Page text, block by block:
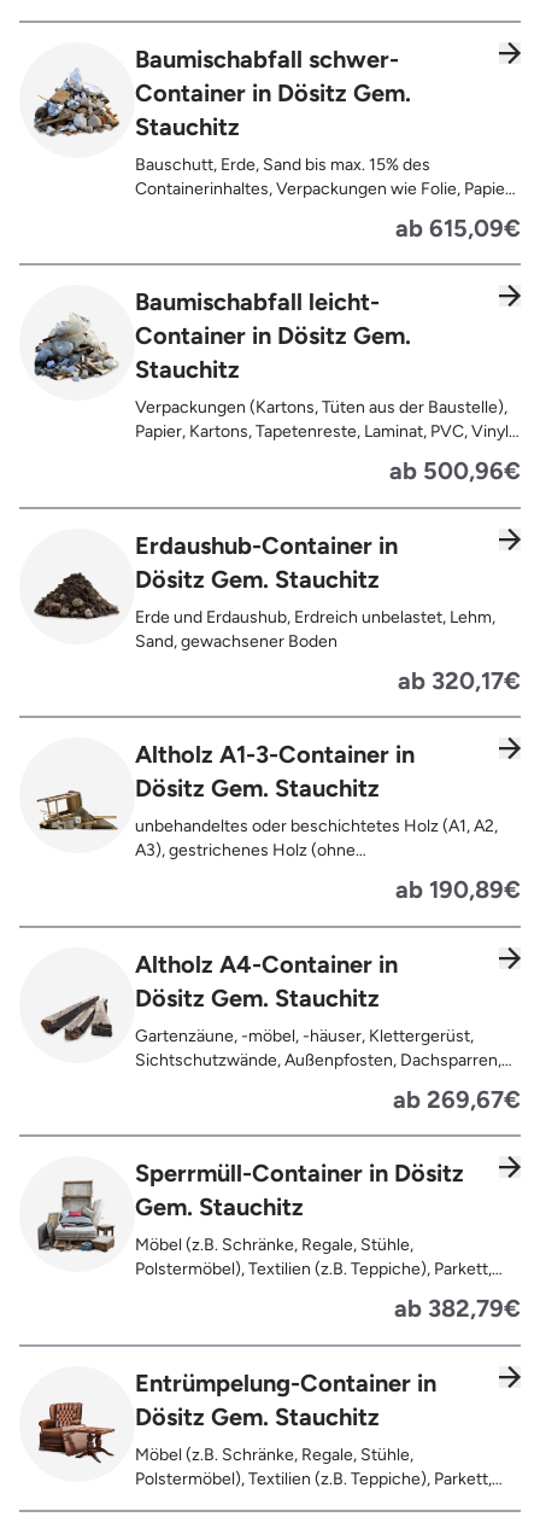
Baumischabfall schwer-
Container in Dösitz Gem.
Stauchitz
Bauschutt, Erde, Sand bis max. 15% des
Containerinhaltes, Verpackungen wie Folie, Papier,
Kunststoffe, Gummi, Styropor, Holz (z.B.
Teppiche, Gardinen, Gipswände/
Trockenbauwände, Metalle, Bleche, Rohre, Kabel,
Türen für den Innenbereich, Restentleerte
Gebinde wie Dosen, Fässer, Eimer,
Sauerkrautplatten
ab 615,09€
Baumischabfall leicht-
Container in Dösitz Gem.
Stauchitz
Verpackungen (Kartons, Tüten aus der Baustelle),
Papier, Kartons, Tapetenreste, Laminat, PVC, Vinyl,
Kunststoffe, Folien, Gummi, Styropor, Holz (z.B.
Spanplatten, Bauholz, Paletten), Textilien wie
Teppiche, Gardinen, Gipswände/
Türen für den Innenbereich, Restentleerte
Gebinde wie Dosen, Fässer, Eimer,
gesamten Containerinhalts
ab 500,96€
Erdaushub-Container in
Dösitz Gem. Stauchitz
Erde und Erdaushub, Erdreich unbelastet, Lehm,
Sand, gewachsener Boden
ab 320,17€
Altholz A1-3-Container in
Dösitz Gem. Stauchitz
unbehandeltes oder beschichtetes Holz (A1, A2,
A3), gestrichenes Holz (ohne
Oberflächenbehandlung wie Anstrich, Lasur,
Lackierung ), kleine Anhaftungen wie Nägel,
Schrauben oder Scharniere , Möbel und Türen,
Holz (z.B. Paletten, Bauholz),
Holzweichfaserplatten, Holzkisten,
ab 190,89€
Altholz A4-Container in
Dösitz Gem. Stauchitz
Gartenzäune, -möbel, -häuser, Klettergerüst,
Sichtschutzwände, Außenpfosten, Dachsparren,
behandeltes Holz (=schadstoffbelastet),
Verfaultes oder verbranntes Holz, Fensterrahmen,
Bahnschwellen, Pflanzfähle, Jägerzaun
ab 269,67€
Sperrmüll-Container in Dösitz
Gem. Stauchitz
Möbel (z.B. Schränke, Regale, Stühle,
Polstermöbel), Textilien (z.B. Teppiche), Parkett,
Koffer, Fensterholz oder Türholz / Türen (ohne
Glas), Fahrräder, Matratzen, Spielzeug, Bücher,
Laminat
ab 382,79€
Entrümpelung-Container in
Dösitz Gem. Stauchitz
Möbel (z.B. Schränke, Regale, Stühle,
Polstermöbel), Textilien (z.B. Teppiche), Parkett,